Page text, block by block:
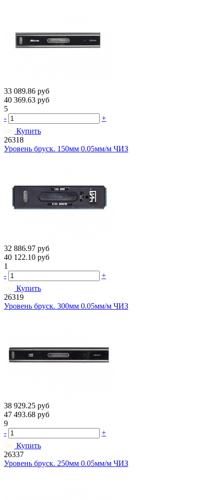
33 089.86 руб
40 369.63 руб
5
-
+
Купить
26318
Уровень бруск. 150мм 0.05мм/м ЧИЗ
32 886.97 руб
40 122.10 руб
1
-
+
Купить
26319
Уровень бруск. 300мм 0.05мм/м ЧИЗ
38 929.25 руб
47 493.68 руб
9
-
+
Купить
26337
Уровень бруск. 250мм 0.05мм/м ЧИЗ